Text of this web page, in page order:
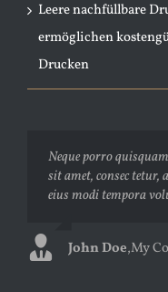
Leere nachfüllbare
ermöglichen
Drucken
Neque porro
sit amet, consec
eius modi tempora
John Doe,My
Aliquam erat
laoreet eget pulvinar
Curabitur ac felis arcu
Luke Beck,